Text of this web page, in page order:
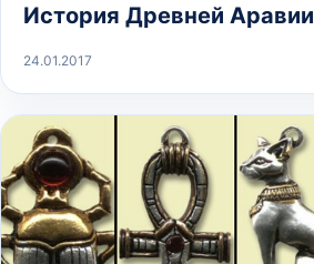
История Древней Аравии
24.01.2017